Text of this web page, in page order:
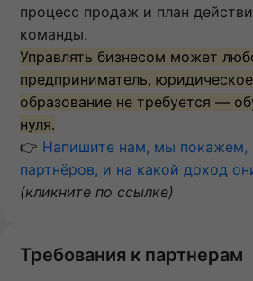
процесс продаж и план
команды.
Управлять бизнесом может
предприниматель,
образование не требуется —
нуля.
👉 Напишите нам, мы покажем,
партнёров, и на какой доход
(кликните по ссылке)
Требования к партнерам